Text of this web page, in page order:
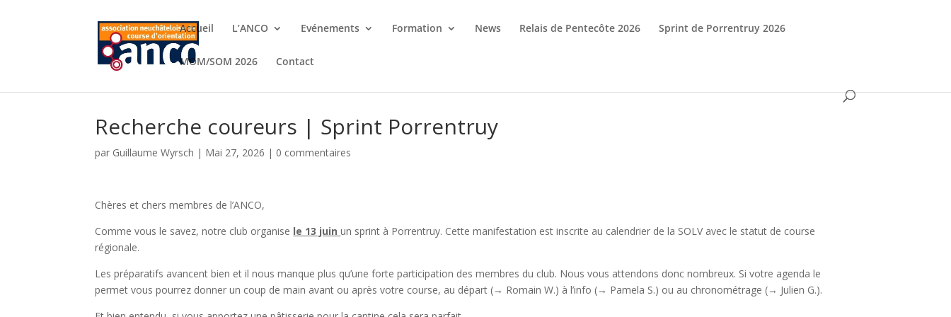
Accueil L’ANCO Evénements Formation News Relais de Pentecôte 2026 Sprint de Porrentruy 2026
MOM/SOM 2026 Contact
Recherche coureurs | Sprint Porrentruy
par Guillaume Wyrsch | Mai 27, 2026 | 0 commentaires
Chères et chers membres de l’ANCO,
Comme vous le savez, notre club organise le 13 juinun sprint à Porrentruy. Cette manifestation est inscrite au calendrier de la SOLV avec le statut de course
régionale.
Les préparatifs avancent bien et il nous manque plus qu’une forte participation des membres du club. Nous vous attendons donc nombreux. Si votre agenda le
permet vous pourrez donner un coup de main avant ou après votre course, au départ (→ Romain W.) à l’info (→ Pamela S.) ou au chronométrage (→ Julien G.).